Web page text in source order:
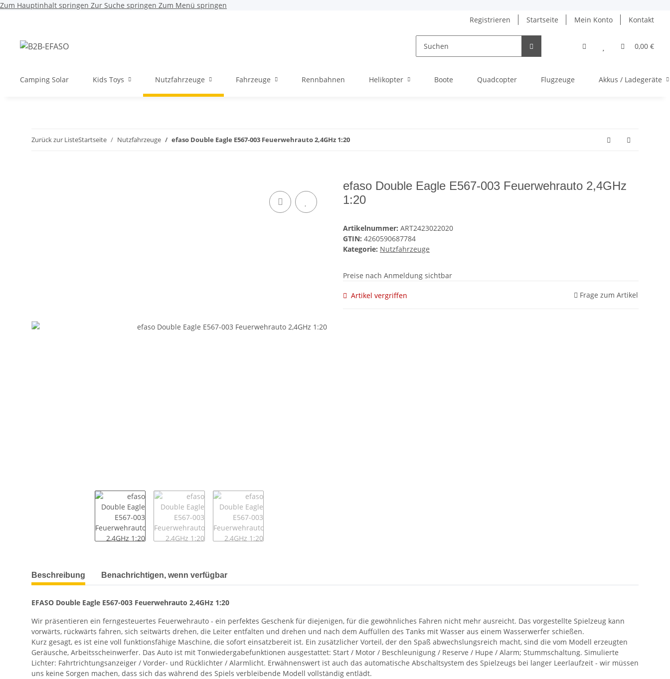
Zum Hauptinhalt springen Zur Suche springen Zum Menü springen
Registrieren
Startseite Mein Konto Kontakt
0,00 €
Camping Solar Kids Toys Nutzfahrzeuge Fahrzeuge Rennbahnen Helikopter Boote Quadcopter Flugzeuge Akkus / Ladegeräte
Zurück zur ListeStartseite Nutzfahrzeuge efaso Double Eagle E567-003 Feuerwehrauto 2,4GHz 1:20
efaso Double Eagle E567-003 Feuerwehrauto 2,4GHz
1:20
Artikelnummer: ART2423022020
GTIN: 4260590687784
Kategorie: Nutzfahrzeuge
Preise nach Anmeldung sichtbar
Artikel vergriffen Frage zum Artikel
weitere Registerkarten anzeigen
Beschreibung Benachrichtigen, wenn verfügbar
EFASO Double Eagle E567-003 Feuerwehrauto 2,4GHz 1:20
Wir präsentieren ein ferngesteuertes Feuerwehrauto - ein perfektes Geschenk für diejenigen, für die gewöhnliches Fahren nicht mehr ausreicht. Das vorgestellte Spielzeug kann
vorwärts, rückwärts fahren, sich seitwärts drehen, die Leiter entfalten und drehen und nach dem Auffüllen des Tanks mit Wasser aus einem Wasserwerfer schießen.
Kurz gesagt, es ist eine voll funktionsfähige Maschine, die sofort einsatzbereit ist. Ein zusätzlicher Vorteil, der den Spaß abwechslungsreich macht, sind die vom Modell erzeugten
Geräusche, Arbeitsscheinwerfer. Das Auto ist mit Tonwiedergabefunktionen ausgestattet: Start / Motor / Beschleunigung / Reserve / Hupe / Alarm; Stummschaltung. Simulierte
Lichter: Fahrtrichtungsanzeiger / Vorder- und Rücklichter / Alarmlicht. Erwähnenswert ist auch das automatische Abschaltsystem des Spielzeugs bei langer Leerlaufzeit - wir müssen
uns keine Sorgen machen, dass sich das während des Spiels verbleibende Modell vollständig entlädt.